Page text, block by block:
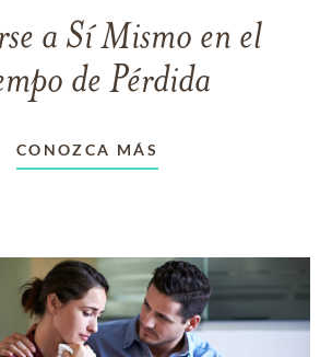
a Sí Mismo en el
de Pérdida
CONOZCA MÁS